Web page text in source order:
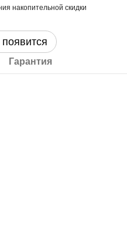
накопительной скидки
Гарантия